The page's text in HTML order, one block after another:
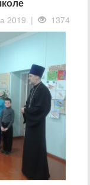
2019 | 1374